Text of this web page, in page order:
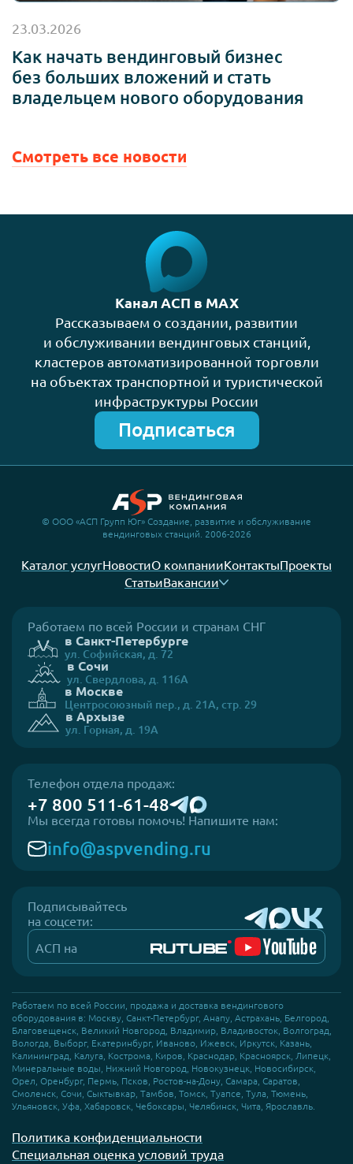
23.03.2026
Как начать вендинговый бизнес
без больших вложений и стать
владельцем нового оборудования
Смотреть все новости
Канал АСП в MAX
Рассказываем о создании, развитии
и обслуживании вендинговых станций,
кластеров автоматизированной торговли
на объектах транспортной и туристической
инфраструктуры России
Подписаться
© ООО «АСП Групп Юг» Создание, развитие и обслуживание
вендинговых станций. 2006-2026
Каталог услугНовостиО компанииКонтактыПроекты
СтатьиВакансии
Работаем по всей России и странам СНГ
в Санкт-Петербурге
ул. Софийская, д. 72
в Сочи
ул. Свердлова, д. 116А
в Москве
Центросоюзный пер., д. 21А, стр. 29
в Архызе
ул. Горная, д. 19А
Телефон отдела продаж:
+7 800 511-61-48
Мы всегда готовы помочь! Напишите нам:
info@aspvending.ru
Подписывайтесь
на соцсети:
АСП на
Работаем по всей России, продажа и доставка вендингового
оборудования в: Москву, Санкт-Петербург, Анапу, Астрахань, Белгород,
Благовещенск, Великий Новгород, Владимир, Владивосток, Волгоград,
Вологда, Выборг, Екатеринбург, Иваново, Ижевск, Иркутск, Казань,
Калининград, Калуга, Кострома, Киров, Краснодар, Красноярск, Липецк,
Минеральные воды, Нижний Новгород, Новокузнецк, Новосибирск,
Орел, Оренбург, Пермь, Псков, Ростов-на-Дону, Самара, Саратов,
Смоленск, Сочи, Сыктывкар, Тамбов, Томск, Туапсе, Тула, Тюмень,
Ульяновск, Уфа, Хабаровск, Чебоксары, Челябинск, Чита, Ярославль.
Политика конфиденциальности
Специальная оценка условий труда